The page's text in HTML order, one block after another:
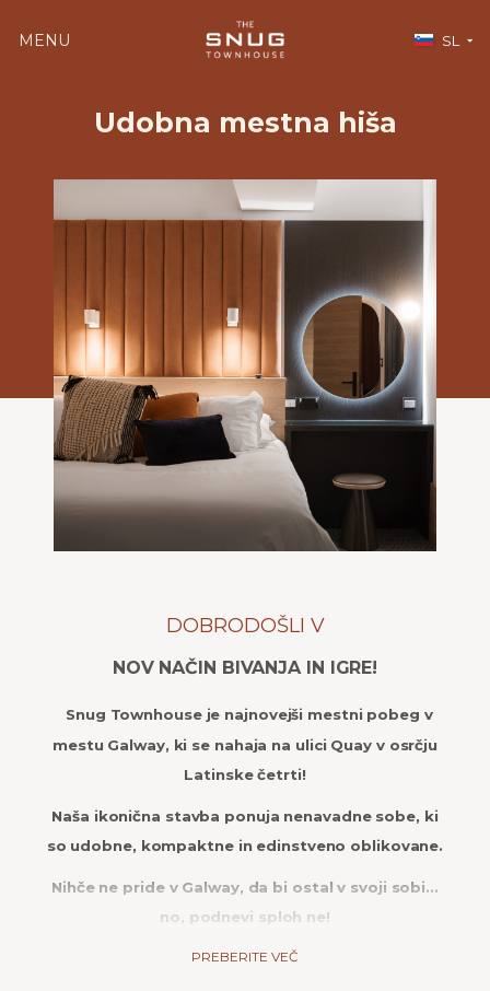
MENU SL
Udobna mestna hiša
DOBRODOŠLI V
NOV NAČIN BIVANJA IN IGRE!
Snug Townhouse je najnovejši mestni pobeg v
mestu Galway, ki se nahaja na ulici Quay v osrčju
Latinske četrti!
Naša ikonična stavba ponuja nenavadne sobe, ki
so udobne, kompaktne in edinstveno oblikovane.
Nihče ne pride v Galway, da bi ostal v svoji sobi...
no, podnevi sploh ne!
Naša lokacija je najboljša, kar lahko resnično
PREBERITE VEČ